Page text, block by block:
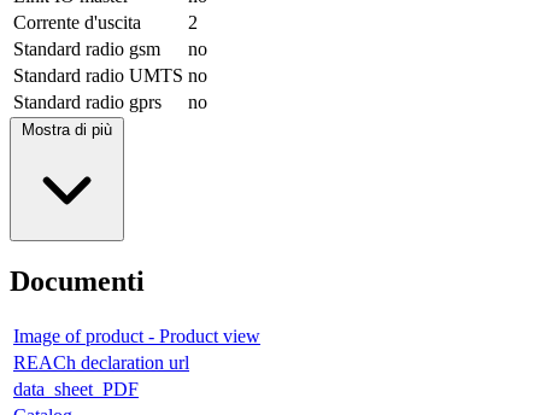
Corrente d'uscita
2
Standard radio gsm
no
Standard radio UMTS no
Standard radio gprs
no
Mostra di più
Documenti
Image of product - Product view
REACh declaration url
data_sheet_PDF